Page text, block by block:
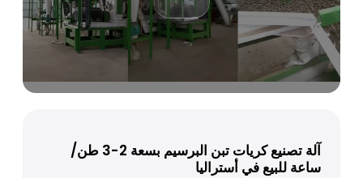
آلة تصنيع كريات تبن البرسيم بسعة 2-3 طن/
ساعة للبيع في أستراليا